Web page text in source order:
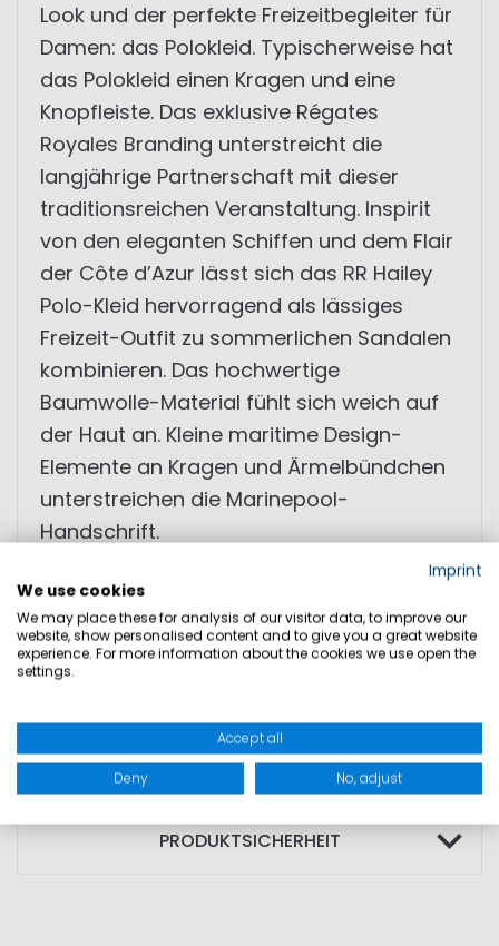
Look und der perfekte Freizeitbegleiter für
Damen: das Polokleid. Typischerweise hat
das Polokleid einen Kragen und eine
Knopfleiste. Das exklusive Régates
Royales Branding unterstreicht die
langjährige Partnerschaft mit dieser
traditionsreichen Veranstaltung. Inspirit
von den eleganten Schiffen und dem Flair
der Côte d’Azur lässt sich das RR Hailey
Polo-Kleid hervorragend als lässiges
Freizeit-Outfit zu sommerlichen Sandalen
kombinieren. Das hochwertige
Baumwolle-Material fühlt sich weich auf
der Haut an. Kleine maritime Design-
Elemente an Kragen und Ärmelbündchen
unterstreichen die Marinepool-
Handschrift.
• lässiges Polo-Kleid
• weiche Baumwoll-Qualität
• hoher Tragekomfort
PRODUKTSICHERHEIT
Imprint
We use cookies
We may place these for analysis of our visitor data, to improve our
website, show personalised content and to give you a great website
experience. For more information about the cookies we use open the
settings.
Accept all
Deny No, adjust